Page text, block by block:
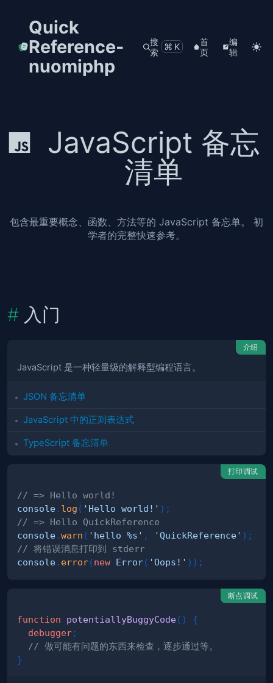
Quick
Reference-
nuomiphp
搜
索
⌘K
首
页
编
辑
JavaScript 备忘
清单
包含最重要概念、函数、方法等的 JavaScript 备忘单。 初
学者的完整快速参考。
入门
介绍
JavaScript 是一种轻量级的解释型编程语言。
JSON 备忘清单
JavaScript 中的正则表达式
TypeScript 备忘清单
打印调试
// => Hello world!
console. log ( 'Hello world!' ) ;
// => Hello QuickReference
console.warn ( 'hello %s' , 'QuickReference' ) ;
// 将错误消息打印到 stderr
console. error(new Error( 'Oops!' ) ) ;
断点调试
function potentiallyBuggyCode( )
{
debugger;
// 做可能有问题的东西来检查，逐步通过等。
}